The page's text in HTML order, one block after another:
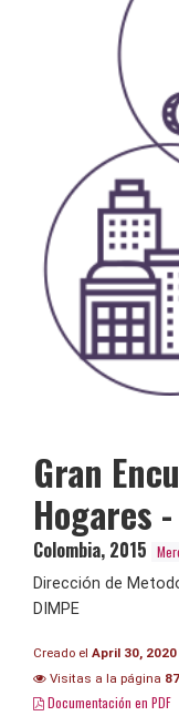
Gran
Hogares
Colombia, 2015
Dirección de
DIMPE
Creado el April 30, 2020
Visitas a la página
Documentación en PDF